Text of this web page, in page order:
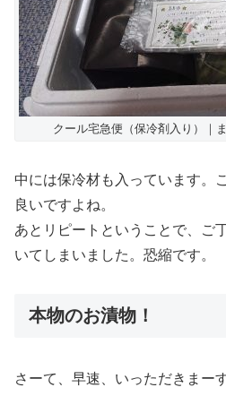
クール宅急便（保冷剤入り）｜
中には保冷材も入っています。
良いですよね。
あとリピートということで、ご
いてしまいました。恐縮です。
本物のお漬物！
さーて、早速、いっただきまー